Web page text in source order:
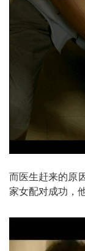
而医生赶来的原
家女配对成功，